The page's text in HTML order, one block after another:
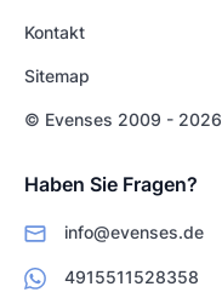
Kontakt
Sitemap
© Evenses 2009 - 2026
Haben Sie Fragen?
info@evenses.de
4915511528358